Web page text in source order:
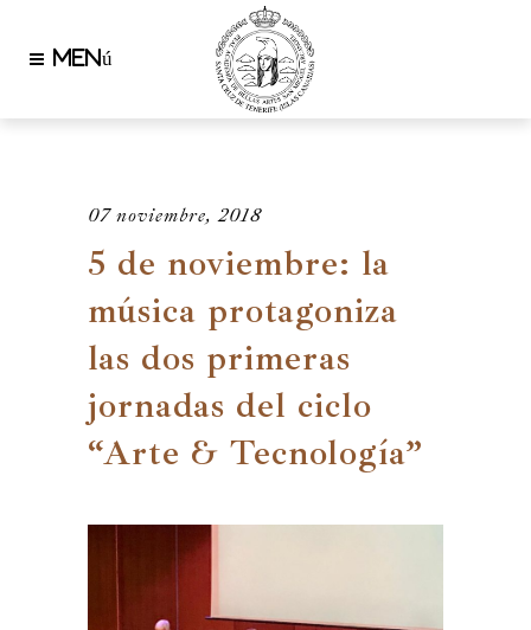
07 noviembre, 2018
5 de noviembre: la
música protagoniza
las dos primeras
jornadas del ciclo
“Arte & Tecnología”